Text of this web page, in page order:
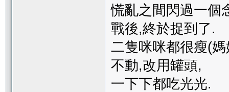
慌亂之間閃過一個
戰後,終於捉到了.
二隻咪咪都很瘦(
不動,改用罐頭,
一下下都吃光光.